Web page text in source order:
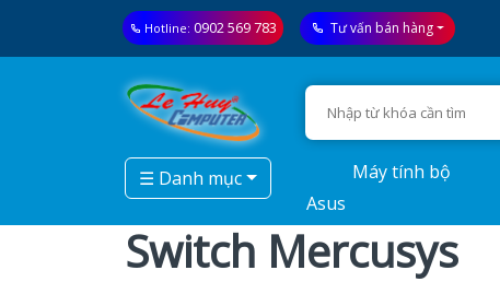
Hotline: 0902 569 783 Tư vấn bán hàng
☰ Danh mục
Máy tính bộ
Asus
Switch Mercusys